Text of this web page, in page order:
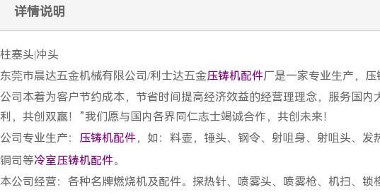
详情说明
柱塞头|冲头
东莞市晨达五金机械有限公司/利士达五金压铸机配件厂是一家专业生产，压
公司本着为客户节约成本，节省时间提高经济效益的经营理理念，服务国
利，共创双赢！”我们愿与国内各界同仁志士竭诚合作，共创未来！
公司专业生产： 压铸机配件，如：料壶，锤头、钢令、射咀身、射咀头、发
铜司等冷室压铸机配件。
本公司经营：各种名牌燃烧机及配件。探热针、喷雾头、喷雾枪、机扫、